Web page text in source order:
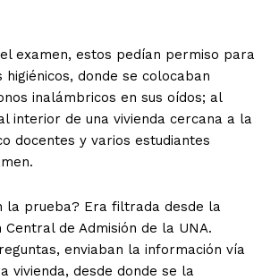
examen, estos pedían permiso para
donde se colocaban
inalámbricos en sus oídos; al
interior de una vivienda cercana a la
docentes y varios estudiantes
la prueba? Era filtrada desde la
Central de Admisión de la UNA.
enviaban la información vía
vivienda, desde donde se la